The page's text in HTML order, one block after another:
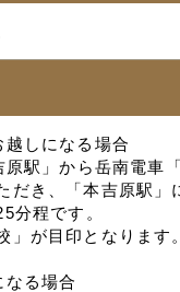
しになる場合
駅」から岳南電車
だき、「本吉原駅」
分程です。
」が目印となります。
る場合